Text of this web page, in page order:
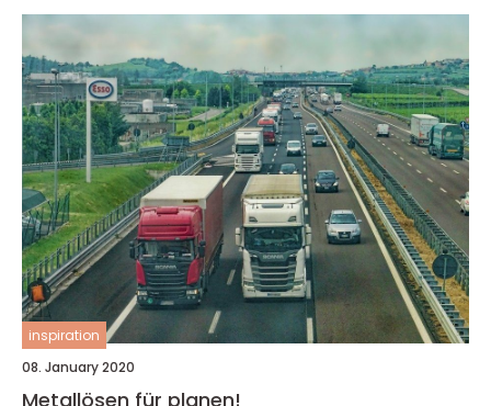
inspiration
08. January 2020
Metallösen für planen!